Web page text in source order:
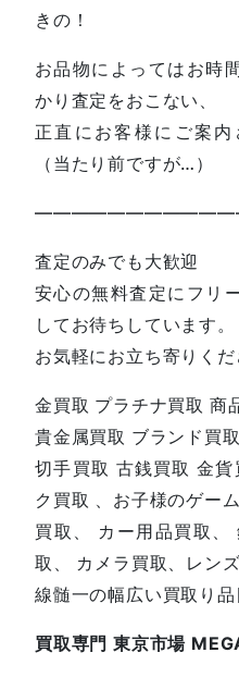
きの！
お品物によってはお時
かり査定をおこない、
正直にお客様にご案内
（当たり前ですが…）
査定のみでも大歓迎
安心の無料査定にフリ
してお待ちしています。
お気軽にお立ち寄りくだ
金買取 プラチナ買取 商
貴金属買取 ブランド買
切手買取 古銭買取 金
ク買取 、お子様のゲー
買取、 カー用品買取、
取、 カメラ買取、レン
線髄一の幅広い買取り品
買取専門 東京市場